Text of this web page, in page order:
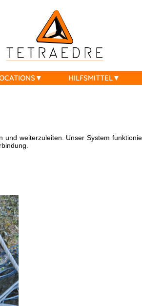
HILFSMITTEL
weiterzuleiten. Unser System